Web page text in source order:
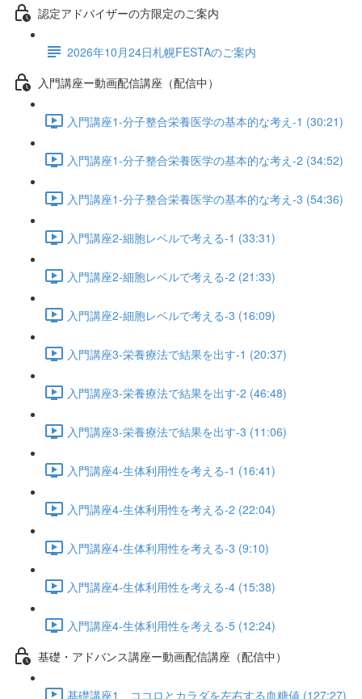
認定アドバイザーの方限定のご案内
2026年10月24日札幌FESTAのご案内
入門講座ー動画配信講座（配信中）
入門講座1-分子整合栄養医学の基本的な考え-1 (30:21)
入門講座1-分子整合栄養医学の基本的な考え-2 (34:52)
入門講座1-分子整合栄養医学の基本的な考え-3 (54:36)
入門講座2-細胞レベルで考える-1 (33:31)
入門講座2-細胞レベルで考える-2 (21:33)
入門講座2-細胞レベルで考える-3 (16:09)
入門講座3-栄養療法で結果を出す-1 (20:37)
入門講座3-栄養療法で結果を出す-2 (46:48)
入門講座3-栄養療法で結果を出す-3 (11:06)
入門講座4-生体利用性を考える-1 (16:41)
入門講座4-生体利用性を考える-2 (22:04)
入門講座4-生体利用性を考える-3 (9:10)
入門講座4-生体利用性を考える-4 (15:38)
入門講座4-生体利用性を考える-5 (12:24)
基礎・アドバンス講座ー動画配信講座（配信中）
基礎講座1 ココロとカラダを左右する血糖値 (127:27)